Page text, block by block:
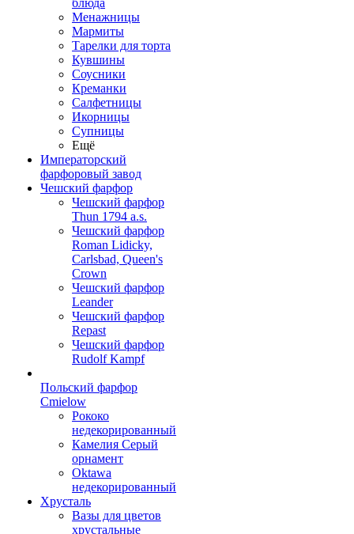
блюда
Менажницы
Мармиты
Тарелки для торта
Кувшины
Соусники
Креманки
Салфетницы
Икорницы
Супницы
Ещё
Императорский
фарфоровый завод
Чешский фарфор
Чешский фарфор
Thun 1794 a.s.
Чешский фарфор
Roman Lidicky,
Carlsbad, Queen's
Crown
Чешский фарфор
Leander
Чешский фарфор
Repast
Чешский фарфор
Rudolf Kampf
Польский фарфор
Сmielow
Рококо
недекорированный
Камелия Серый
орнамент
Oktawa
недекорированный
Хрусталь
Вазы для цветов
хрустальные